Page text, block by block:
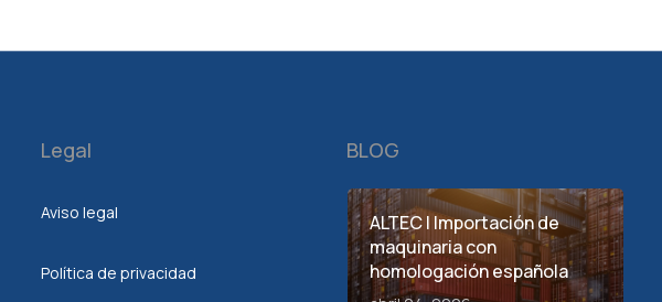
Legal
Aviso legal
Política de privacidad
BLOG
ALTEC | Importación de
maquinaria con
homologación española